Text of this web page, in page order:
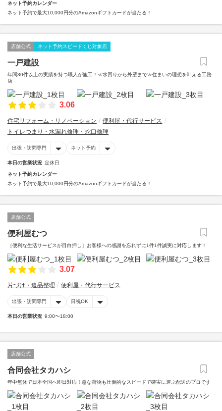
ネット予約カレンダー
ネット予約で最大10,000円分のAmazonギフトカードが当たる！
店舗公式 ネット予約スピードくじ対象店
一戸建設
年間30件以上の実績を持つ職人が施工！≪水回りから外壁まで≫住まいの理想を叶える工務
店
3.06
住宅リフォーム・リノベーション
便利屋・代行サービス
トイレつまり・水漏れ修理・蛇口修理
出張・訪問専門 ネット予約
本日の営業状況 定休日
ネット予約カレンダー
ネット予約で最大10,000円分のAmazonギフトカードが当たる！
店舗公式
便利屋むつ
［便利な生活サービスが目白押し］お客様への感謝を忘れずに1件1件誠実に対応します！
3.07
片づけ・遺品整理 便利屋・代行サービス
出張・訪問専門 日祝OK
本日の営業状況 9:00〜18:00
店舗公式
合同会社タカハシ
年中無休で日本全国へ即日対応！急な荷物も圧倒的なスピードで確実に運ぶ配送のプロです